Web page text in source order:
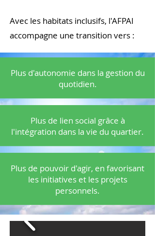
Avec les habitats inclusifs, l'AFPAI
accompagne une transition vers :
Plus d'autonomie dans la gestion du
quotidien.
Plus de lien social grâce à
l'intégration dans la vie du quartier.
Plus de pouvoir d'agir, en favorisant
les initiatives et les projets
personnels.